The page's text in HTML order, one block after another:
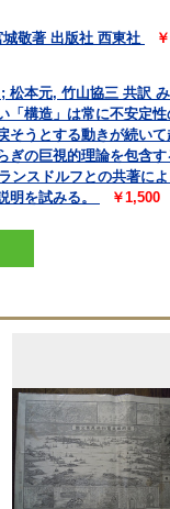
敬著 出版社 西東社
本元, 竹山協三 共訳
構造」は常に不安定性
うとする動きが続い
の巨視的理論を包含
ンスドルフとの共著に
を試みる。
￥1,500